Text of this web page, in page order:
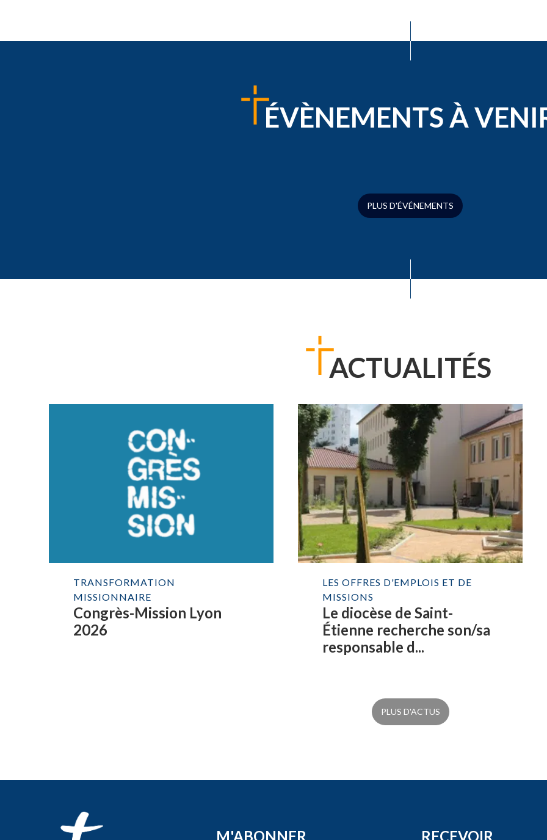
ÉVÈNEMENTS À
PLUS D'ÉVÉNEMENTS
ACTUALITÉS
TRANSFORMATION
MISSIONNAIRE
Congrès-Mission Lyon
2026
LES OFFRES D'EMPLOIS ET DE
MISSIONS
Le diocèse de Saint-
Étienne recherche son/sa
responsable d...
PLUS D'ACTUS
M'ABONNER RECEVOIR